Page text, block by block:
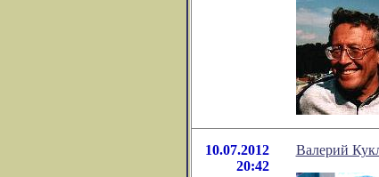
10.07.2012
20:42
Валерий